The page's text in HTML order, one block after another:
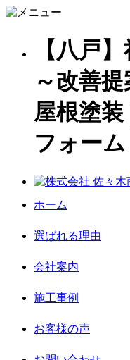
【八戸
～改善
屋根塗装
フォー
ホーム
選ばれる理由
会社案内
施工事例
お客様の声